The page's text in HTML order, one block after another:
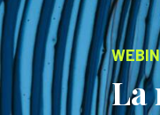
La